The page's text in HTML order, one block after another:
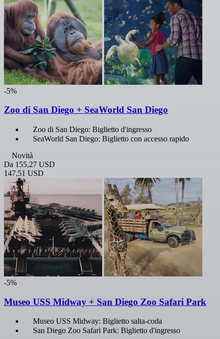
-5%
Zoo di San Diego + SeaWorld San Diego
Zoo di San Diego: Biglietto d'ingresso
SeaWorld San Diego: Biglietto con accesso rapido
Novità
Da 155,27 USD
147,51 USD
-5%
Museo USS Midway + San Diego Zoo Safari Park
Museo USS Midway: Biglietto salta-coda
San Diego Zoo Safari Park: Biglietto d'ingresso